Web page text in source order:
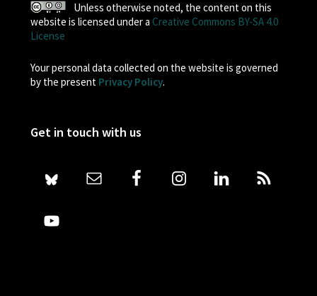
Unless otherwise noted, the content on this
website is licensed under a Creative Commons BY-SA 4.0
License
Your personal data collected on the website is governed
by the present Privacy Policy.
Get in touch with us